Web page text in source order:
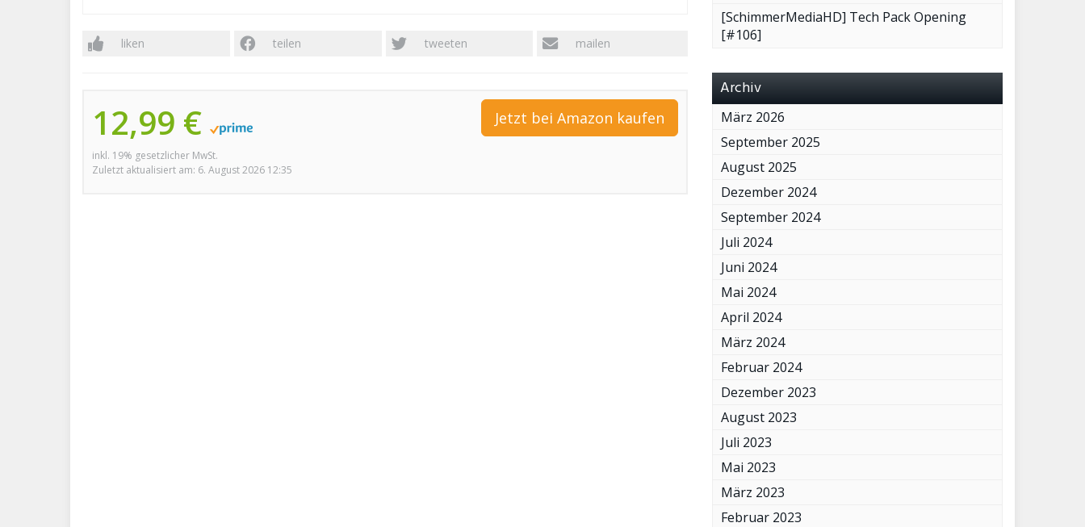
liken teilen tweeten mailen
12,99 €
inkl. 19% gesetzlicher MwSt.
Zuletzt aktualisiert am: 6. August 2026 12:35
Jetzt bei Amazon kaufen
[SchimmerMediaHD] Tech Pack Opening
[#106]
Archiv
März 2026
September 2025
August 2025
Dezember 2024
September 2024
Juli 2024
Juni 2024
Mai 2024
April 2024
März 2024
Februar 2024
Dezember 2023
August 2023
Juli 2023
Mai 2023
März 2023
Februar 2023